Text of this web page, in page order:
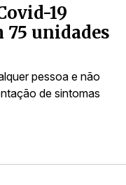
19
75 unidades
pessoa e não
de sintomas